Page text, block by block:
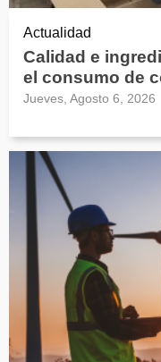
Actualidad
Calidad e
el consumo de
Jueves, Agosto 6, 2026